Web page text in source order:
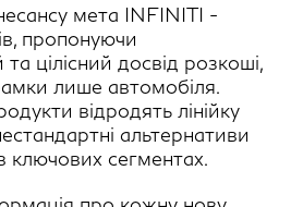
мета INFINITI -
пропонуючи
цілісний досвід розкоші,
лише автомобіля.
відродять лінійку
альтернативи
ключових сегментах.